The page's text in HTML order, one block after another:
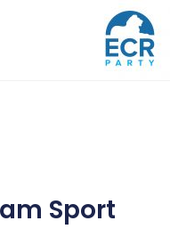
Sport